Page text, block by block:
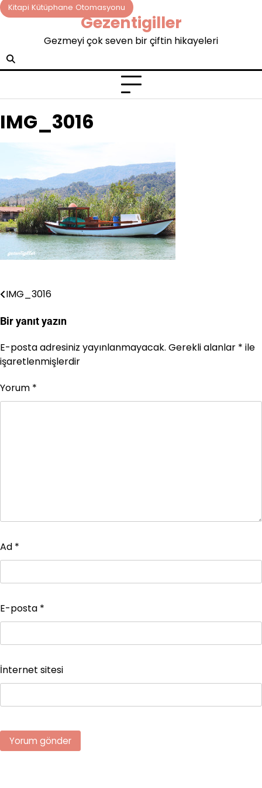
Skip
to
Kitapi Kütüphane Otomasyonu
Gezentigiller
Gezmeyi çok seven bir çiftin hikayeleri
IMG_3016
Yazı
gezinmesi
IMG_3016
Bir yanıt yazın
E-posta adresiniz yayınlanmayacak. Gerekli alanlar * ile
işaretlenmişlerdir
Yorum *
Ad *
E-posta *
İnternet sitesi